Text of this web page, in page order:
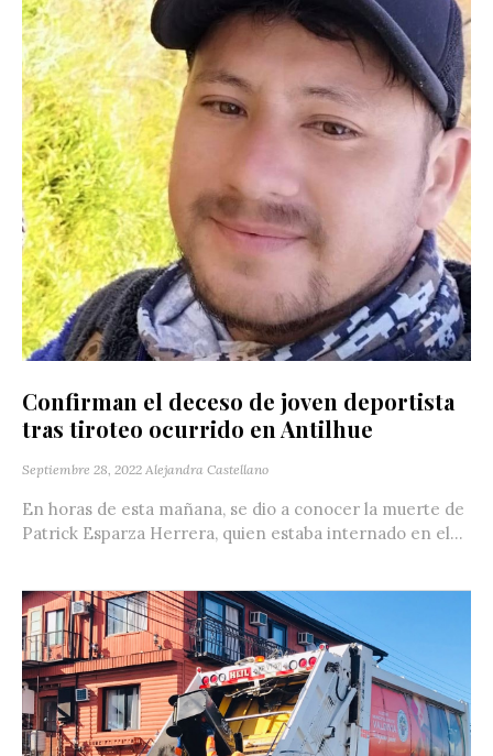
Confirman el deceso de joven deportista
tras tiroteo ocurrido en Antilhue
Septiembre 28, 2022 Alejandra Castellano
En horas de esta mañana, se dio a conocer la muerte de
Patrick Esparza Herrera, quien estaba internado en el...